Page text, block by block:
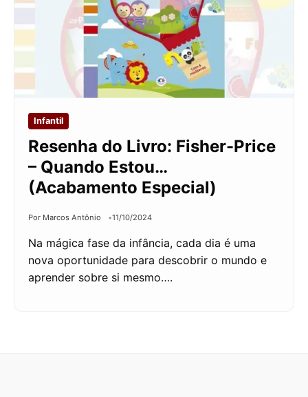
Infantil
Resenha do Livro: Fisher-Price
– Quando Estou…
(Acabamento Especial)
Por Marcos Antônio 11/10/2024
Na mágica fase da infância, cada dia é uma
nova oportunidade para descobrir o mundo e
aprender sobre si mesmo….